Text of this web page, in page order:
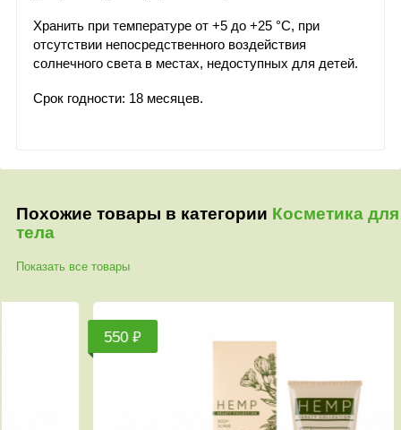
Хранить при температуре от +5 до +25 °С, при
отсутствии непосредственного воздействия
солнечного света в местах, недоступных для детей.
Срок годности: 18 месяцев.
Похожие товары в категории Косметика для
тела
Показать все товары
550 ₽